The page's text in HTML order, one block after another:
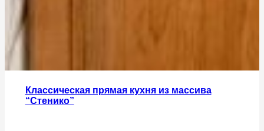
Классическая прямая кухня из массива
“Стенико”